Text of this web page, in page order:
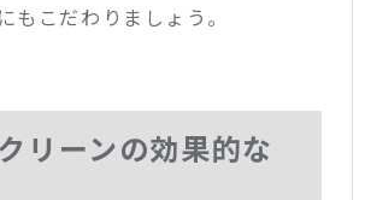
もこだわりましょう。
リーンの効果的な